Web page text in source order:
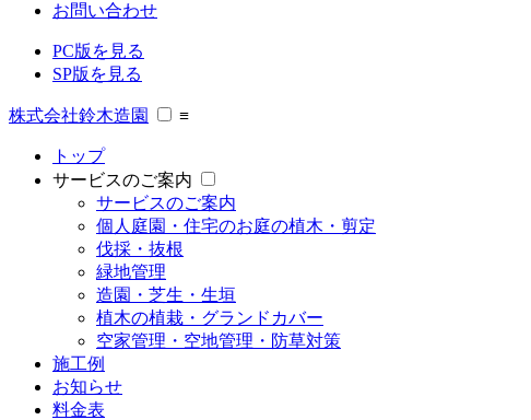
お問い合わせ
PC版を見る
SP版を見る
株式会社鈴木造園 ≡
トップ
サービスのご案内
サービスのご案内
個人庭園・住宅のお庭の植木・剪定
伐採・抜根
緑地管理
造園・芝生・生垣
植木の植栽・グランドカバー
空家管理・空地管理・防草対策
施工例
お知らせ
料金表